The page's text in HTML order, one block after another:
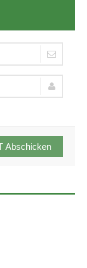
Abschicken